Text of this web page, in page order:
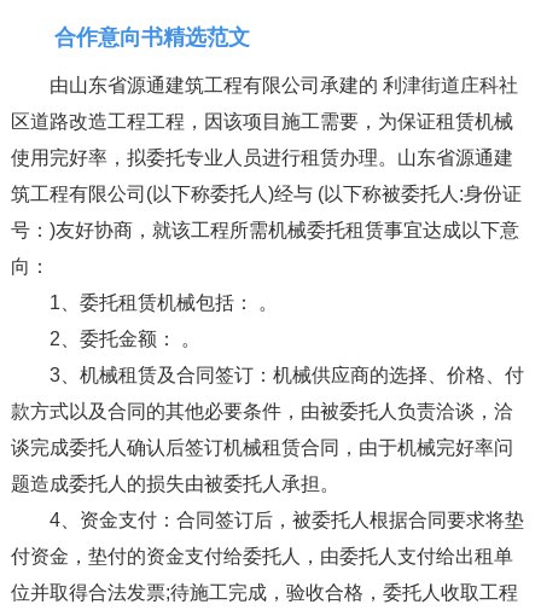
合作意向书精选范文
由山东省源通建筑工程有限公司承建的 利津街道庄科社
区道路改造工程工程，因该项目施工需要，为保证租赁机械
使用完好率，拟委托专业人员进行租赁办理。山东省源通建
筑工程有限公司(以下称委托人)经与 (以下称被委托人:身份证
号：)友好协商，就该工程所需机械委托租赁事宜达成以下意
向：
1、委托租赁机械包括： 。
2、委托金额： 。
3、机械租赁及合同签订：机械供应商的选择、价格、付
款方式以及合同的其他必要条件，由被委托人负责洽谈，洽
谈完成委托人确认后签订机械租赁合同，由于机械完好率问
题造成委托人的损失由被委托人承担。
4、资金支付：合同签订后，被委托人根据合同要求将垫
付资金，垫付的资金支付给委托人，由委托人支付给出租单
位并取得合法发票;待施工完成，验收合格，委托人收取工程